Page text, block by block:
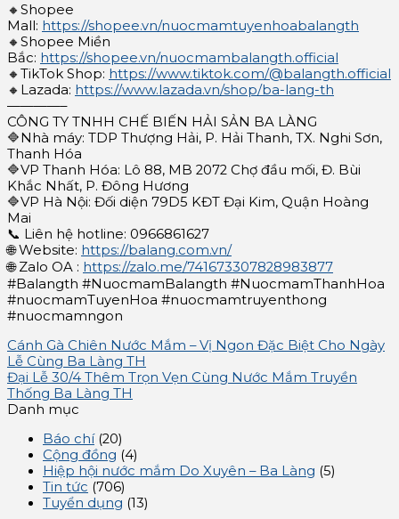
🔸Shopee
Mall: https://shopee.vn/nuocmamtuyenhoabalangth
🔸Shopee Miền
Bắc: https://shopee.vn/nuocmambalangth.official
🔸TikTok Shop: https://www.tiktok.com/@balangth.official
🔸Lazada: https://www.lazada.vn/shop/ba-lang-th
————–
CÔNG TY TNHH CHẾ BIẾN HẢI SẢN BA LÀNG
🔷Nhà máy: TDP Thượng Hải, P. Hải Thanh, TX. Nghi Sơn,
Thanh Hóa
🔷VP Thanh Hóa: Lô 88, MB 2072 Chợ đầu mối, Đ. Bùi
Khắc Nhất, P. Đông Hương
🔷VP Hà Nội: Đối diện 79D5 KĐT Đại Kim, Quận Hoàng
Mai
📞 Liên hệ hotline: 0966861627
🌐 Website: https://balang.com.vn/
🌐 Zalo OA : https://zalo.me/741673307828983877
#Balangth #NuocmamBalangth #NuocmamThanhHoa
#nuocmamTuyenHoa #nuocmamtruyenthong
#nuocmamngon
Cánh Gà Chiên Nước Mắm – Vị Ngon Đặc Biệt Cho Ngày
Lễ Cùng Ba Làng TH
Đại Lễ 30/4 Thêm Trọn Vẹn Cùng Nước Mắm Truyền
Thống Ba Làng TH
Danh mục
Báo chí(20)
Cộng đồng (4)
Hiệp hội nước mắm Do Xuyên – Ba Làng (5)
Tin tức (706)
Tuyển dụng (13)